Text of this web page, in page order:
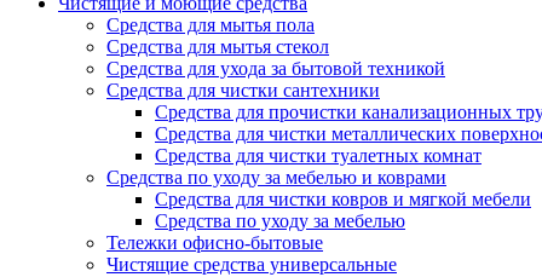
Средства для мытья пола
Средства для мытья стекол
Средства для ухода за бытовой техникой
Средства для чистки сантехники
Средства для прочистки канализационных
Средства для чистки металлических
Средства для чистки туалетных комнат
Средства по уходу за мебелью и коврами
Средства для чистки ковров и мягкой мебели
Средства по уходу за мебелью
Тележки офисно-бытовые
Чистящие средства универсальные